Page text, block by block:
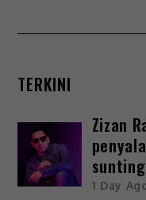
TERKINI
Zizan
1 Day